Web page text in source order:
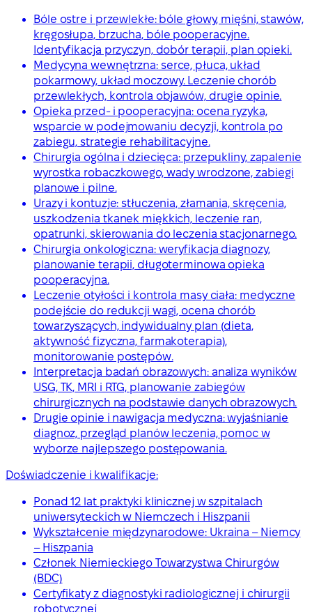
Bóle ostre i przewlekłe: bóle głowy, mięśni, stawów,
kręgosłupa, brzucha, bóle pooperacyjne.
Identyfikacja przyczyn, dobór terapii, plan opieki.
Medycyna wewnętrzna: serce, płuca, układ
pokarmowy, układ moczowy. Leczenie chorób
przewlekłych, kontrola objawów, drugie opinie.
Opieka przed- i pooperacyjna: ocena ryzyka,
wsparcie w podejmowaniu decyzji, kontrola po
zabiegu, strategie rehabilitacyjne.
Chirurgia ogólna i dziecięca: przepukliny, zapalenie
wyrostka robaczkowego, wady wrodzone, zabiegi
planowe i pilne.
Urazy i kontuzje: stłuczenia, złamania, skręcenia,
uszkodzenia tkanek miękkich, leczenie ran,
opatrunki, skierowania do leczenia stacjonarnego.
Chirurgia onkologiczna: weryfikacja diagnozy,
planowanie terapii, długoterminowa opieka
pooperacyjna.
Leczenie otyłości i kontrola masy ciała: medyczne
podejście do redukcji wagi, ocena chorób
towarzyszących, indywidualny plan (dieta,
aktywność fizyczna, farmakoterapia),
monitorowanie postępów.
Interpretacja badań obrazowych: analiza wyników
USG, TK, MRI i RTG, planowanie zabiegów
chirurgicznych na podstawie danych obrazowych.
Drugie opinie i nawigacja medyczna: wyjaśnianie
diagnoz, przegląd planów leczenia, pomoc w
wyborze najlepszego postępowania.
Doświadczenie i kwalifikacje:
Ponad 12 lat praktyki klinicznej w szpitalach
uniwersyteckich w Niemczech i Hiszpanii
Wykształcenie międzynarodowe: Ukraina – Niemcy
– Hiszpania
Członek Niemieckiego Towarzystwa Chirurgów
(BDC)
Certyfikaty z diagnostyki radiologicznej i chirurgii
robotycznej